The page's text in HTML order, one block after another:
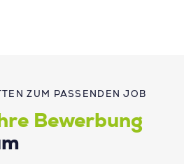
ZUM PASSENDEN JOB
Ihre Bewerbung